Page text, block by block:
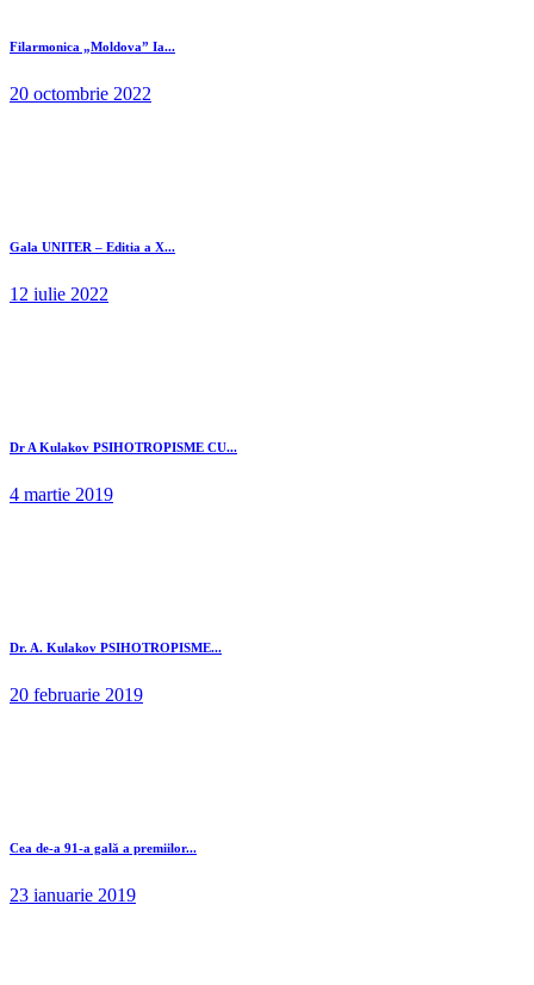
Filarmonica „Moldova” Ia...
20 octombrie 2022
Gala UNITER – Editia a X...
12 iulie 2022
Dr A Kulakov PSIHOTROPISME CU...
4 martie 2019
Dr. A. Kulakov PSIHOTROPISME...
20 februarie 2019
Cea de-a 91-a gală a premiilor...
23 ianuarie 2019